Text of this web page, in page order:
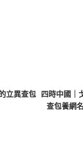
立異查包 四時中國｜
查包養網